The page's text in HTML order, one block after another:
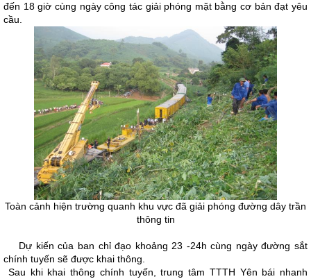
đến 18 giờ cùng ngày công tác giải phóng mặt bằng cơ bản đạt yêu
cầu.
Toàn cảnh hiện trường quanh khu vực đã giải phóng đường dây trần
thông tin
Dự kiến của ban chỉ đạo khoảng 23 -24h cùng ngày đường sắt
chính tuyến sẽ được khai thông.
Sau khi khai thông chính tuyến, trung tâm TTTH Yên bái nhanh